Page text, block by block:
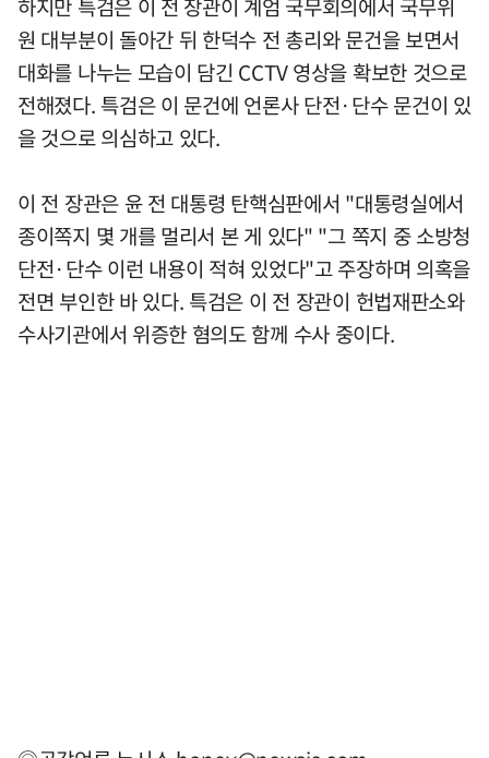
하지만 특검은 이 전 장관이 계엄 국무회의에서 국무위
원 대부분이 돌아간 뒤 한덕수 전 총리와 문건을 보면서
대화를 나누는 모습이 담긴 CCTV 영상을 확보한 것으로
전해졌다. 특검은 이 문건에 언론사 단전·단수 문건이 있
을 것으로 의심하고 있다.
이 전 장관은 윤 전 대통령 탄핵심판에서 "대통령실에서
종이쪽지 몇 개를 멀리서 본 게 있다" "그 쪽지 중 소방청
단전·단수 이런 내용이 적혀 있었다"고 주장하며 의혹을
전면 부인한 바 있다. 특검은 이 전 장관이 헌법재판소와
수사기관에서 위증한 혐의도 함께 수사 중이다.